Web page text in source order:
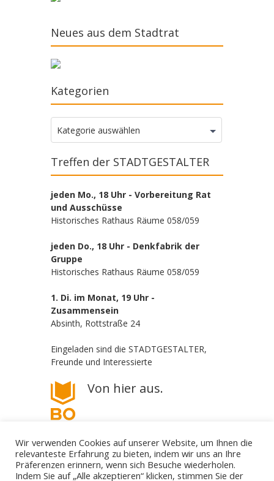
Neues aus dem Stadtrat
Kategorien
Kategorien
Kategorie auswählen
Treffen der STADTGESTALTER
jeden Mo., 18 Uhr - Vorbereitung Rat
und Ausschüsse
Historisches Rathaus Räume 058/059
jeden Do., 18 Uhr - Denkfabrik der
Gruppe
Historisches Rathaus Räume 058/059
1. Di. im Monat, 19 Uhr -
Zusammensein
Absinth, Rottstraße 24
Eingeladen sind die STADTGESTALTER,
Freunde und Interessierte
Von hier aus.
Wir verwenden Cookies auf unserer Website, um Ihnen die
relevanteste Erfahrung zu bieten, indem wir uns an Ihre
Präferenzen erinnern, wenn sich Besuche wiederholen.
Indem Sie auf „Alle akzeptieren“ klicken, stimmen Sie der